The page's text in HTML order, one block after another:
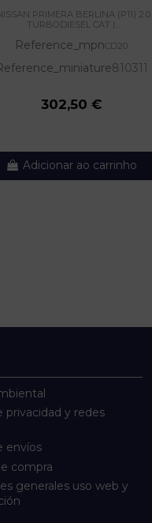
PRIMERA BERLINA (P11) 2.0
TURBODIESEL CAT |...
Reference_mpnCD20
810311
302,50 €
Adicionar ao carrinho
privacidad y redes
envíos
compra
generales uso web y